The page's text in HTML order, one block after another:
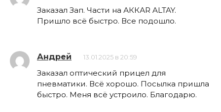
Заказал Зап. Части на АККАR ALTAY.
Пришло всё быстро. Все подошло.
Андрей 13.01.2025 в 20:59
Заказал оптический прицел для
пневматики. Всё хорошо. Посылка пришла
быстро. Меня всё устроило. Благодарю.